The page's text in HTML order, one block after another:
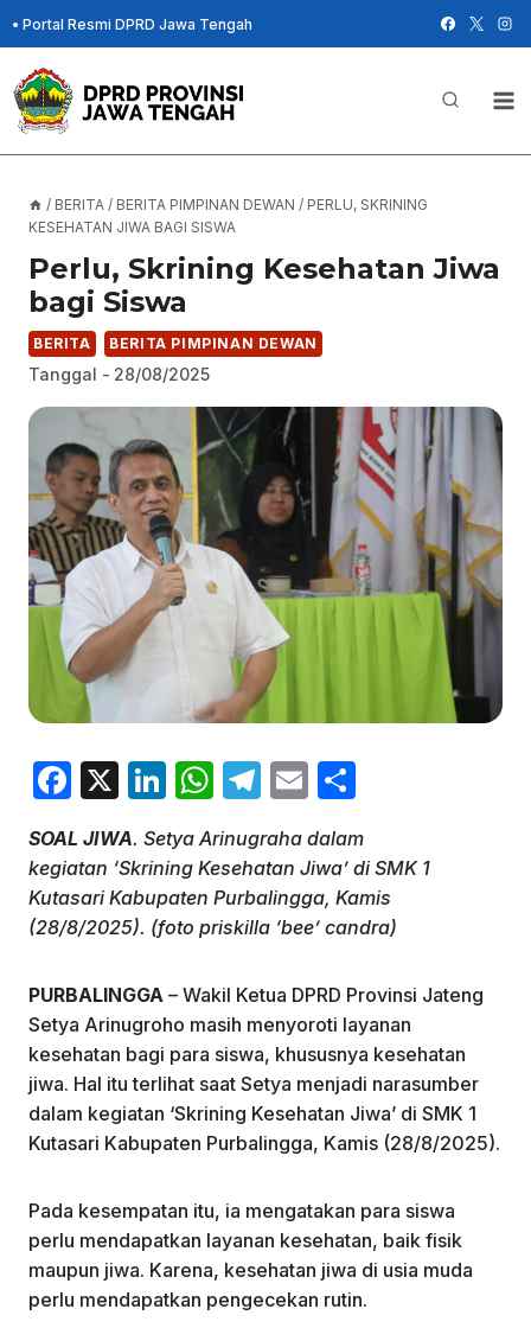
Skip
to
content
• Portal Resmi DPRD Jawa Tengah
/ BERITA / BERITA PIMPINAN DEWAN / PERLU, SKRINING
KESEHATAN JIWA BAGI SISWA
Perlu, Skrining Kesehatan Jiwa
bagi Siswa
BERITA BERITA PIMPINAN DEWAN
Tanggal - 28/08/2025
F
c
e
b
o
k
X
Li
k
e
dI
W
at
s
A
p
T
e
gr
a
E
ai
l
ar
e
SOAL JIWA. Setya Arinugraha dalam
kegiatan ‘Skrining Kesehatan Jiwa’ di SMK 1
Kutasari Kabupaten Purbalingga, Kamis
(28/8/2025). (foto priskilla ‘bee’ candra)
PURBALINGGA – Wakil Ketua DPRD Provinsi Jateng
Setya Arinugroho masih menyoroti layanan
kesehatan bagi para siswa, khususnya kesehatan
jiwa. Hal itu terlihat saat Setya menjadi narasumber
dalam kegiatan ‘Skrining Kesehatan Jiwa’ di SMK 1
Kutasari Kabupaten Purbalingga, Kamis (28/8/2025).
Pada kesempatan itu, ia mengatakan para siswa
perlu mendapatkan layanan kesehatan, baik fisik
maupun jiwa. Karena, kesehatan jiwa di usia muda
perlu mendapatkan pengecekan rutin.